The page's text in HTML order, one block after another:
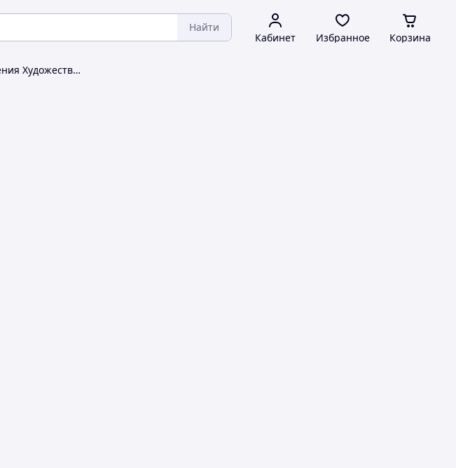
Найти
Кабинет Избранное Корзина
Товары для похудения Художественная литература